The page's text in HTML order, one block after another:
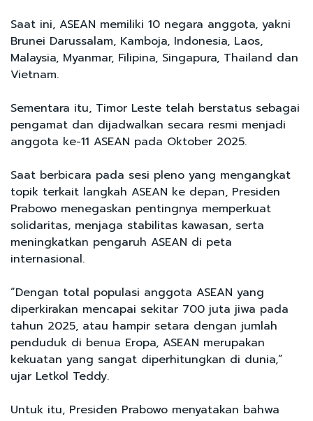
Saat ini, ASEAN memiliki 10 negara anggota, yakni
Brunei Darussalam, Kamboja, Indonesia, Laos,
Malaysia, Myanmar, Filipina, Singapura, Thailand dan
Vietnam.
Sementara itu, Timor Leste telah berstatus sebagai
pengamat dan dijadwalkan secara resmi menjadi
anggota ke-11 ASEAN pada Oktober 2025.
Saat berbicara pada sesi pleno yang mengangkat
topik terkait langkah ASEAN ke depan, Presiden
Prabowo menegaskan pentingnya memperkuat
solidaritas, menjaga stabilitas kawasan, serta
meningkatkan pengaruh ASEAN di peta
internasional.
“Dengan total populasi anggota ASEAN yang
diperkirakan mencapai sekitar 700 juta jiwa pada
tahun 2025, atau hampir setara dengan jumlah
penduduk di benua Eropa, ASEAN merupakan
kekuatan yang sangat diperhitungkan di dunia,”
ujar Letkol Teddy.
Untuk itu, Presiden Prabowo menyatakan bahwa